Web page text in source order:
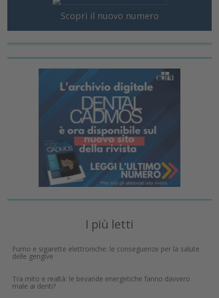
Scopri il nuovo numero
I più letti
Fumo e sigarette elettroniche: le conseguenze per la salute
delle gengive
Tra mito e realtà: le bevande energetiche fanno davvero
male ai denti?